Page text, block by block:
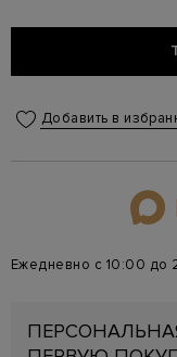
Добавить в
Ежедневно с 10:00 до